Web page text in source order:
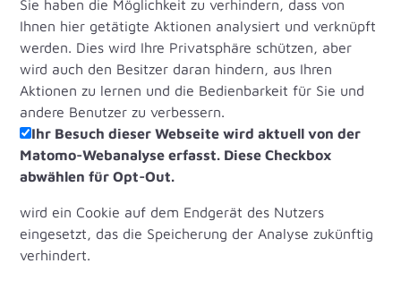
Sie haben die Möglichkeit zu verhindern, dass von
Ihnen hier getätigte Aktionen analysiert und verknüpft
werden. Dies wird Ihre Privatsphäre schützen, aber
wird auch den Besitzer daran hindern, aus Ihren
Aktionen zu lernen und die Bedienbarkeit für Sie und
andere Benutzer zu verbessern.
Ihr Besuch dieser Webseite wird aktuell von der
Matomo-Webanalyse erfasst. Diese Checkbox
abwählen für Opt-Out.
wird ein Cookie auf dem Endgerät des Nutzers
eingesetzt, das die Speicherung der Analyse zukünftig
verhindert.